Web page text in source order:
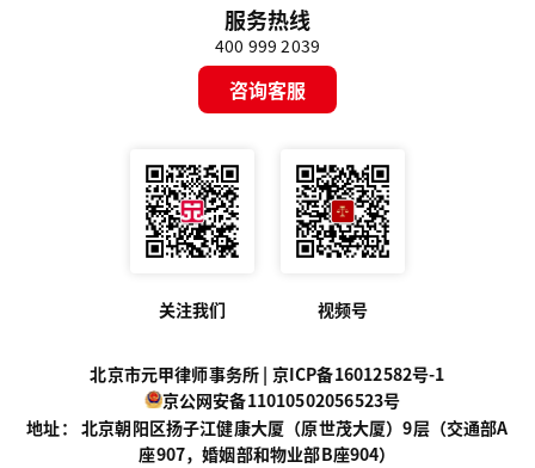
服务热线
400 999 2039
咨询客服
关注我们 视频号
北京市元甲律师事务所 | 京ICP备16012582号-1
京公网安备11010502056523号
地址： 北京朝阳区扬子江健康大厦（原世茂大厦）9层（交通部A
座907，婚姻部和物业部B座904）